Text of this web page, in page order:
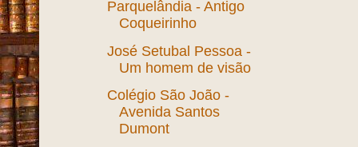
Parquelândia - Antigo
Coqueirinho
José Setubal Pessoa -
Um homem de visão
Colégio São João -
Avenida Santos
Dumont